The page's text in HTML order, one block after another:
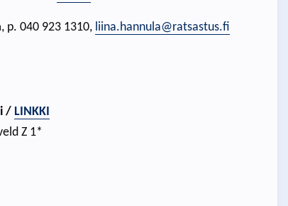
, p. 040 923 1310, liina.hannula@ratsastus.fi
/ LINKKI
Z 1*